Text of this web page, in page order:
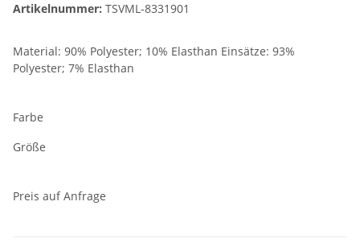
Artikelnummer: TSVML-8331901
Material: 90% Polyester; 10% Elasthan Einsätze: 93%
Polyester; 7% Elasthan
Farbe
Größe
Preis auf Anfrage